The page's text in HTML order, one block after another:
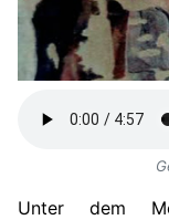
Unter dem